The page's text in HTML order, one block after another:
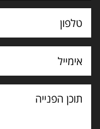
תוכן
הפנייה